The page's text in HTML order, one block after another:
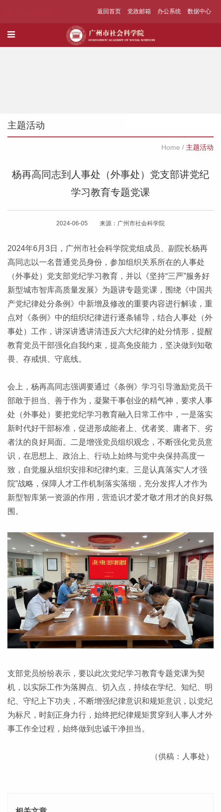
返回首页 党政邮箱 办公系统 数据中心
主题活动
Home / 主题活动
杨再高同志到人事处（外事处）党支部讲党纪
学习教育专题党课
2024-06-05 来源：广州市社会科学院
2024年6月3日，广州市社会科学院党组成员、副院长杨再
高同志以一名普通党员身份，参加组织关系所在的人事处
（外事处）党支部党纪学习教育，并以《坚持“三严”服务好
新型城市智库高质量发展》为题讲专题党课，围绕《中国共
产党纪律处分条例》中新增及修改的重要内容进行解读，重
点对《条例》中的组织纪律进行逐条辅导，结合人事处（外
事处）工作，讲深讲透讲清违反六大纪律的处分情形，提醒
教育党员干部强化自我约束，提高免疫能力，坚决做到知敬
畏、存戒惧、守底线。
会上，杨再高同志强调要通过《条例》学习引导激励党员干
部敢于担当、善于作为，凝聚干事创业的精气神，要求人事
处（外事处）要把党纪学习教育融入日常工作中，一是落实
新时代好干部标准，促进形成能者上、优者奖、庸者下、劣
者汰的良好局面。二是增强党员组织观念，不断强化党员意
识，在思想上、政治上、行动上始终与党中央保持高度一
致，自觉服从组织安排和纪律约束。三是认真落实“人才强
院”战略，保障人才工作机制落实落细，充分发挥人才作为
新型智库第一资源的作用，营造识才爱才敬才用才的良好氛
围。
支部党员纷纷表示，要以此次党纪学习教育专题党课为契
机，以实际工作为落脚点、切入点，持续在学纪、知纪、明
纪、守纪上下功夫，不断增强纪律意识和规矩意识，以党纪
为标尺，时刻正身力行，始终把纪律规矩贯穿到人事人才外
事工作全过程，始终做到忠诚干净担当。
（供稿：人事处）